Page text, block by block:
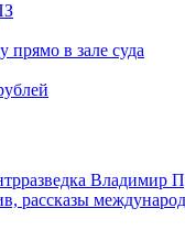
прямо в зале суда
Владимир
рассказы